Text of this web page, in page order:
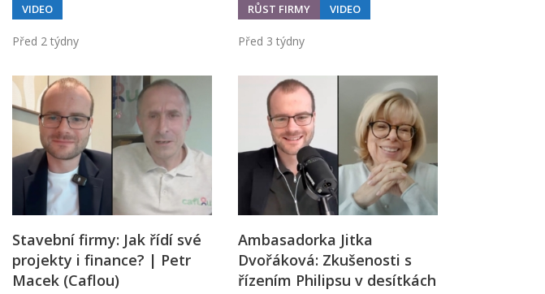
VIDEO
Před 2 týdny
RŮST FIRMY
VIDEO
Před 3 týdny
Stavební firmy: Jak řídí své
projekty i finance? | Petr
Macek (Caflou)
Ambasadorka Jitka
Dvořáková: Zkušenosti s
řízením Philipsu v desítkách